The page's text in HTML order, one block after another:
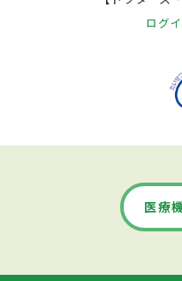
る。術後は卵巣の
ることで骨密度が
を引き起こし
こちらの記事の監修
ログ
医療